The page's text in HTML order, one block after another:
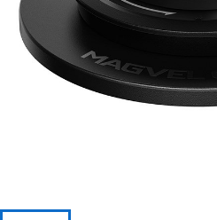
キーボード
管楽器